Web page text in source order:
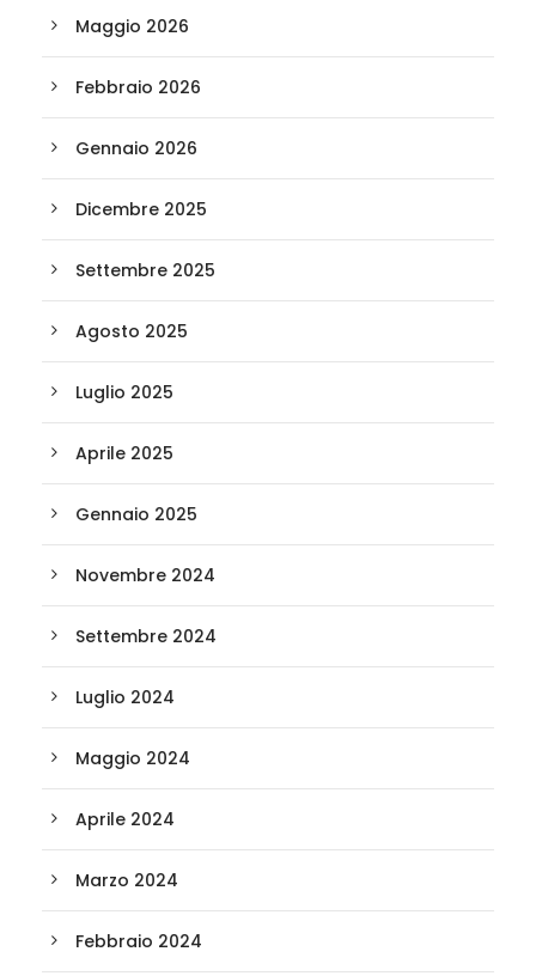
Maggio 2026
Febbraio 2026
Gennaio 2026
Dicembre 2025
Settembre 2025
Agosto 2025
Luglio 2025
Aprile 2025
Gennaio 2025
Novembre 2024
Settembre 2024
Luglio 2024
Maggio 2024
Aprile 2024
Marzo 2024
Febbraio 2024